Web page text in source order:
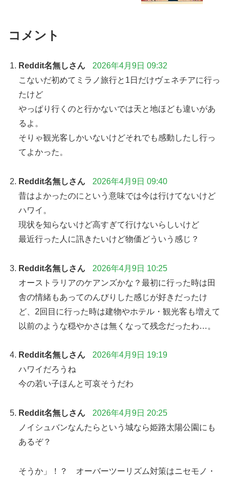
コメント
Reddit名無しさん
2026年4月9日 09:32
こないだ初めてミラノ旅行と1日だけヴェネチアに行っ
たけど
やっぱり行くのと行かないでは天と地ほども違いがあ
るよ。
そりゃ観光客しかいないけどそれでも感動したし行っ
てよかった。
Reddit名無しさん
2026年4月9日 09:40
昔はよかったのにという意味では今は行けてないけど
ハワイ。
現状を知らないけど高すぎて行けないらしいけど
最近行った人に訊きたいけど物価どういう感じ？
Reddit名無しさん
2026年4月9日 10:25
オーストラリアのケアンズかな？最初に行った時は田
舎の情緒もあってのんびりした感じが好きだったけ
ど、2回目に行った時は建物やホテル・観光客も増えて
以前のような穏やかさは無くなって残念だったわ…。
Reddit名無しさん
2026年4月9日 19:19
ハワイだろうね
今の若い子ほんと可哀そうだわ
Reddit名無しさん
2026年4月9日 20:25
ノイシュバンなんたらという城なら姫路太陽公園にも
あるぞ？
そうか」！？ オーバーツーリズム対策はニセモノ・